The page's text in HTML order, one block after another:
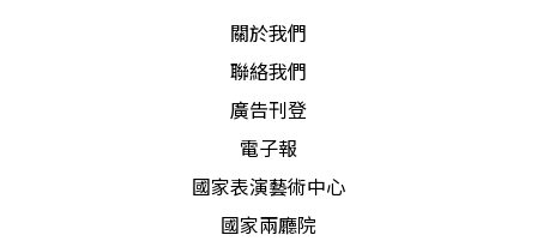
關於我們
聯絡我們
廣告刊登
電子報
國家表演藝術中心
國家兩廳院